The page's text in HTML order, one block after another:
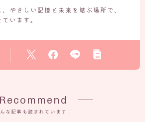
に読んでおきたい３つのこと」
について
、やさしい記憶と未来を結ぶ場所で、
います。
Recommend
な記事も読まれています！